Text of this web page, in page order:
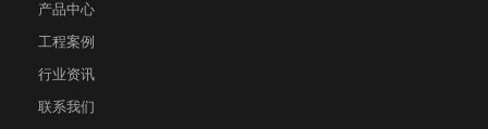
产品中心
工程案例
行业资讯
联系我们